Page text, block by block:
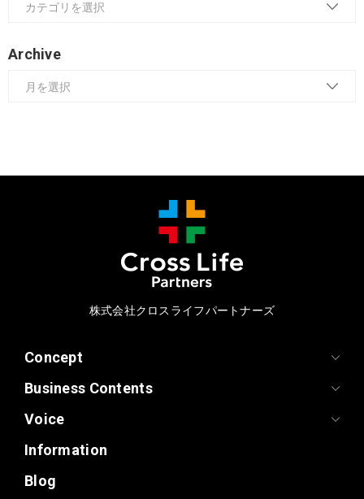
Archive
株式会社クロスライフパートナーズ
Concept
Business Contents
Voice
Information
Blog